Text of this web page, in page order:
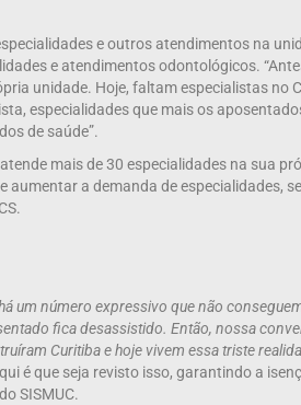
e outros atendimentos na
e atendimentos odontológicos.
unidade. Hoje, faltam especialistas no
especialidades que mais os
de saúde”.
mais de 30 especialidades na sua
aumentar a demanda de especialidades,
um número expressivo que não
fica desassistido. Então, nossa
Curitiba e hoje vivem essa triste
é que seja revisto isso, garantindo a
SISMUC.